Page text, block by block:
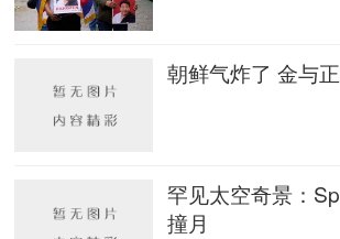
朝鲜气炸了 金与
罕见太空奇景：
撞月